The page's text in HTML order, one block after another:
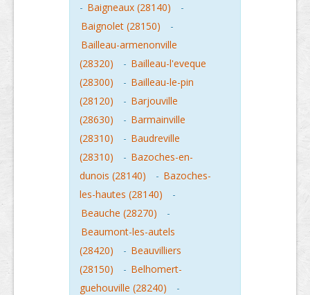
- Baigneaux (28140)
-
Baignolet (28150)
-
Bailleau-armenonville
(28320)
- Bailleau-l'eveque
(28300)
- Bailleau-le-pin
(28120)
- Barjouville
(28630)
- Barmainville
(28310)
- Baudreville
(28310)
- Bazoches-en-
dunois (28140)
- Bazoches-
les-hautes (28140)
-
Beauche (28270)
-
Beaumont-les-autels
(28420)
- Beauvilliers
(28150)
- Belhomert-
guehouville (28240)
-